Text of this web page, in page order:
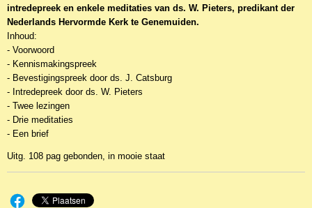
intredepreek en enkele meditaties van ds. W. Pieters, predikant der
Nederlands Hervormde Kerk te Genemuiden.
Inhoud:
- Voorwoord
- Kennismakingspreek
- Bevestigingspreek door ds. J. Catsburg
- Intredepreek door ds. W. Pieters
- Twee lezingen
- Drie meditaties
- Een brief
Uitg. 108 pag gebonden, in mooie staat